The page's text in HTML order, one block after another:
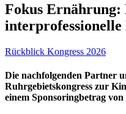
Fokus Ernährung:
Rückblick Kongress 2026
Die nachfolgenden Partner
Ruhrgebietskongress zur
einem Sponsoringbetrag von